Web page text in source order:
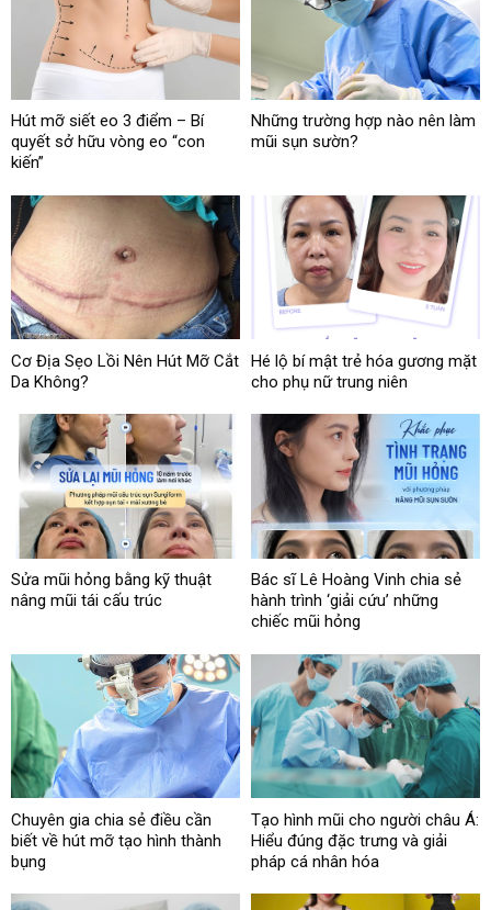
Hút mỡ siết eo 3 điểm – Bí
quyết sở hữu vòng eo “con
kiến”
Những trường hợp nào nên làm
mũi sụn sườn?
Cơ Địa Sẹo Lồi Nên Hút Mỡ Cắt
Da Không?
Hé lộ bí mật trẻ hóa gương mặt
cho phụ nữ trung niên
Sửa mũi hỏng bằng kỹ thuật
nâng mũi tái cấu trúc
Bác sĩ Lê Hoàng Vinh chia sẻ
hành trình ‘giải cứu’ những
chiếc mũi hỏng
Chuyên gia chia sẻ điều cần
biết về hút mỡ tạo hình thành
bụng
Tạo hình mũi cho người châu Á:
Hiểu đúng đặc trưng và giải
pháp cá nhân hóa